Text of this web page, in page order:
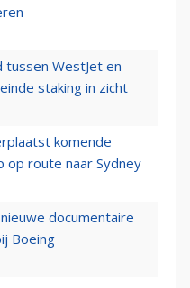
tussen WestJet en
staking in zicht
komende
route naar Sydney
documentaire
Boeing